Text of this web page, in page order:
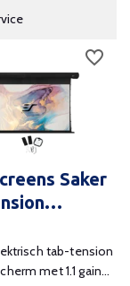
Saker
tab-tension
met 1.1 gain